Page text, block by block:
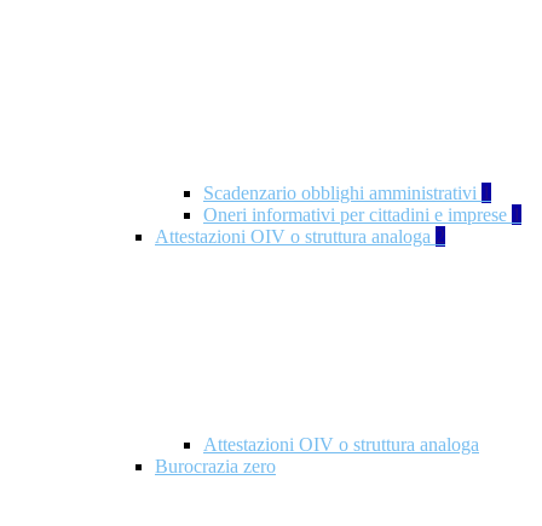
Scadenzario obblighi amministrativi 1
Oneri informativi per cittadini e imprese 1
Attestazioni OIV o struttura analoga 2
Attestazioni OIV o struttura analoga
Burocrazia zero